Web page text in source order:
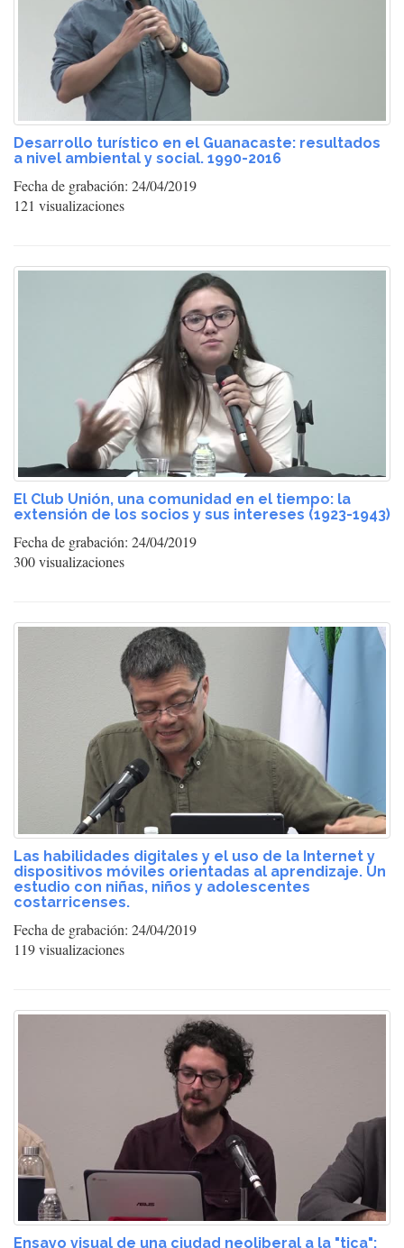
Desarrollo turístico en el Guanacaste: resultados
a nivel ambiental y social. 1990-2016
Fecha de grabación: 24/04/2019
121 visualizaciones
El Club Unión, una comunidad en el tiempo: la
extensión de los socios y sus intereses (1923-1943)
Fecha de grabación: 24/04/2019
300 visualizaciones
Las habilidades digitales y el uso de la Internet y
dispositivos móviles orientadas al aprendizaje. Un
estudio con niñas, niños y adolescentes
costarricenses.
Fecha de grabación: 24/04/2019
119 visualizaciones
Ensayo visual de una ciudad neoliberal a la "tica":